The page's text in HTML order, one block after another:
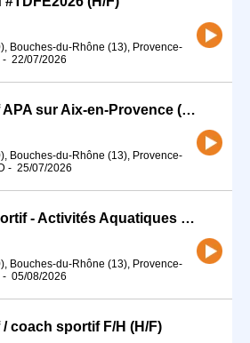
Bouches-du-Rhône (13), Provence-
- 22/07/2026
Educateur sportif APA sur Aix-en-Provence (13) (H/F)
Bouches-du-Rhône (13), Provence-
- 25/07/2026
Poste : Coach Sportif - Activités Aquatiques (H/F
Bouches-du-Rhône (13), Provence-
- 05/08/2026
coach sportif F/H (H/F)